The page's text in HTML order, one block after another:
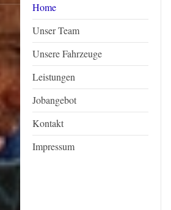
Home
Unser Team
Unsere Fahrzeuge
Leistungen
Jobangebot
Kontakt
Impressum